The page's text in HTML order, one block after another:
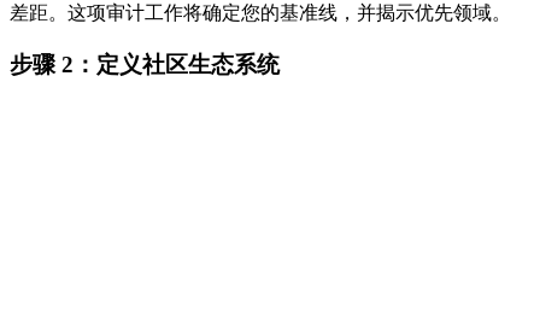
差距。这项审计工作将确定您的基准线，并揭示优先领域。
步骤 2：定义社区生态系统